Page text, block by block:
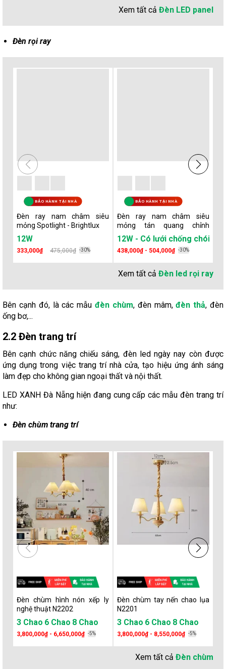
Xem tất cả Đèn LED panel
Đèn rọi ray
BẢO HÀNH TẠI NHÀ
Đèn ray nam châm siêu
mỏng Spotlight - Brightlux
12W
333,000₫ 475,000₫ -30%
BẢO HÀNH TẠI NHÀ
Đèn ray nam châm siêu
mỏng tán quang chỉnh
hướng - Brightlux
12W 12W - Có lưới chống
438,000₫ - 504,000₫ -30%
Xem tất cả Đèn led rọi ray
Bên cạnh đó, là các mẫu đèn chùm, đèn mâm,đèn thả, đèn
ống bơ,...
2.2 Đèn trang trí
Bên cạnh chức năng chiếu sáng, đèn led ngày nay còn được
ứng dụng trong việc trang trí nhà cửa, tạo hiệu ứng ánh sáng
làm đẹp cho không gian ngoại thất và nội thất.
LED XANH Đà Nẵng hiện đang cung cấp các mẫu đèn trang trí
như:
Đèn chùm trang trí
Đèn chùm hình nón xếp ly
nghệ thuật N2202
3 Chao 6 Chao 8 Chao
3,800,000₫ - 6,650,000₫ -5%
Đèn chùm tay nến chao lụa
N2201
3 Chao 6 Chao 8 Chao
3,800,000₫ - 8,550,000₫ -5%
Xem tất cả Đèn chùm